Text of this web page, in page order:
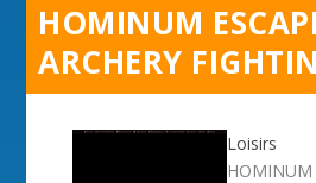
HOMINUM
ARCHERY
Loisirs